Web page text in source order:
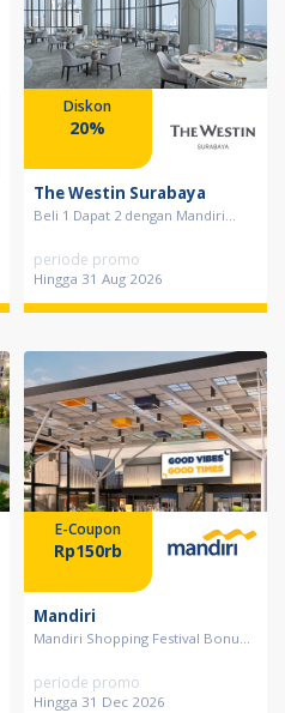
Diskon
20%
The Westin Surabaya
Beli 1 Dapat 2 dengan Mandiri...
periode promo
Hingga 31 Aug 2026
E-Coupon
Rp150rb
Mandiri
Mandiri Shopping Festival Bonu...
periode promo
Hingga 31 Dec 2026